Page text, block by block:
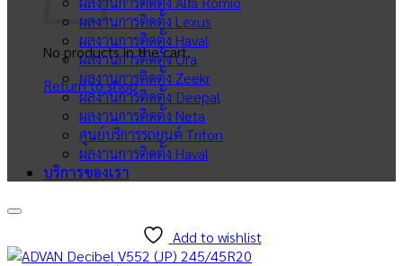
No products in the cart.
Return to shop
ผลงานการติดตั้ง Lexus
ผลงานการติดตั้ง Haval
ผลงานการติดตั้ง Ora
ผลงานการติดตั้ง Zeekr
ผลงานการติดตั้ง Deepal
ผลงานการติดตั้ง Neta
ศูนย์บริการรถยนต์ Triton
ผลงานการติดตั้ง Haval
บริการของเรา
Add to wishlist